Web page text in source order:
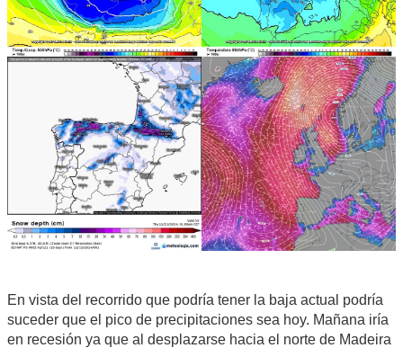
En vista del recorrido que podría tener la baja actual podría
suceder que el pico de precipitaciones sea hoy. Mañana iría
en recesión ya que al desplazarse hacia el norte de Madeira